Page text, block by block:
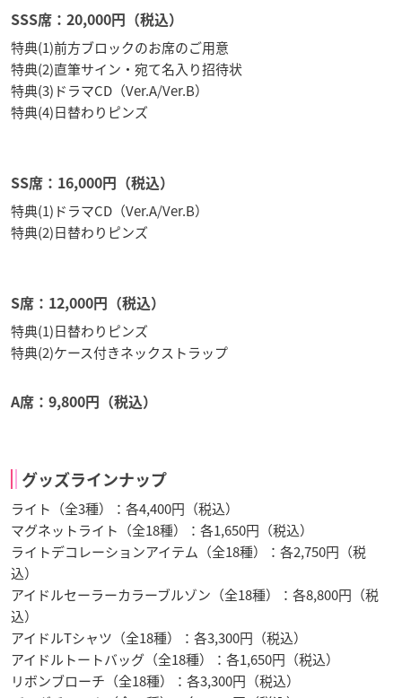
SSS席：20,000円（税込）
特典(1)前方ブロックのお席のご用意
特典(2)直筆サイン・宛て名入り招待状
特典(3)ドラマCD（Ver.A/Ver.B）
特典(4)日替わりピンズ
SS席：16,000円（税込）
特典(1)ドラマCD（Ver.A/Ver.B）
特典(2)日替わりピンズ
S席：12,000円（税込）
特典(1)日替わりピンズ
特典(2)ケース付きネックストラップ
A席：9,800円（税込）
グッズラインナップ
ライト（全3種）：各4,400円（税込）
マグネットライト（全18種）：各1,650円（税込）
ライトデコレーションアイテム（全18種）：各2,750円（税
込）
アイドルセーラーカラーブルゾン（全18種）：各8,800円（税
込）
アイドルTシャツ（全18種）：各3,300円（税込）
アイドルトートバッグ（全18種）：各1,650円（税込）
リボンブローチ（全18種）：各3,300円（税込）